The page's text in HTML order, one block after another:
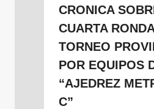
CRONICA
CUARTA
TORNEO
POR EQUIPOS
“AJEDREZ
C”